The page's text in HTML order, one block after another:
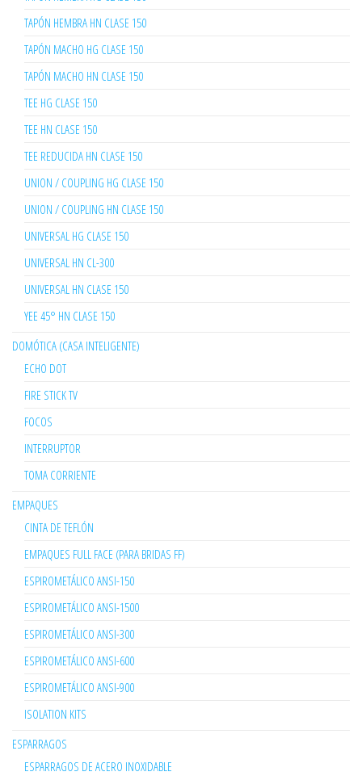
TAPÓN HEMBRA HN CLASE 150
TAPÓN MACHO HG CLASE 150
TAPÓN MACHO HN CLASE 150
TEE HG CLASE 150
TEE HN CLASE 150
TEE REDUCIDA HN CLASE 150
UNION / COUPLING HG CLASE 150
UNION / COUPLING HN CLASE 150
UNIVERSAL HG CLASE 150
UNIVERSAL HN CL-300
UNIVERSAL HN CLASE 150
YEE 45° HN CLASE 150
DOMÓTICA (CASA INTELIGENTE)
ECHO DOT
FIRE STICK TV
FOCOS
INTERRUPTOR
TOMA CORRIENTE
EMPAQUES
CINTA DE TEFLÓN
EMPAQUES FULL FACE (PARA BRIDAS FF)
ESPIROMETÁLICO ANSI-150
ESPIROMETÁLICO ANSI-1500
ESPIROMETÁLICO ANSI-300
ESPIROMETÁLICO ANSI-600
ESPIROMETÁLICO ANSI-900
ISOLATION KITS
ESPARRAGOS
ESPARRAGOS DE ACERO INOXIDABLE